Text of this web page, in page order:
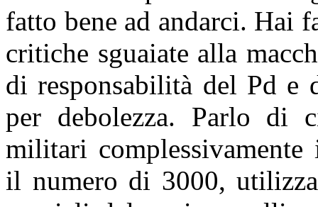
fatto bene ad andarci. Hai
critiche sguaiate alla
di responsabilità del Pd e
per debolezza. Parlo di
militari
il numero di 3000,